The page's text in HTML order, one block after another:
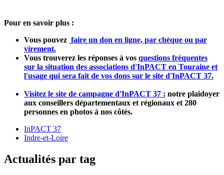
Pour en savoir plus :
Vous pouvez faire un don en ligne, par chèque ou par
virement.
Vous trouverez les réponses à vos questions fréquentes
sur la situation des associations d'InPACT en Touraine et
l'usage qui sera fait de vos dons sur le site d'InPACT 37.
Visitez le site de campagne d'InPACT 37 : notre plaidoyer
aux conseillers départementaux et régionaux et 280
personnes en photos à nos côtés.
InPACT 37
Indre-et-Loire
Actualités par tag